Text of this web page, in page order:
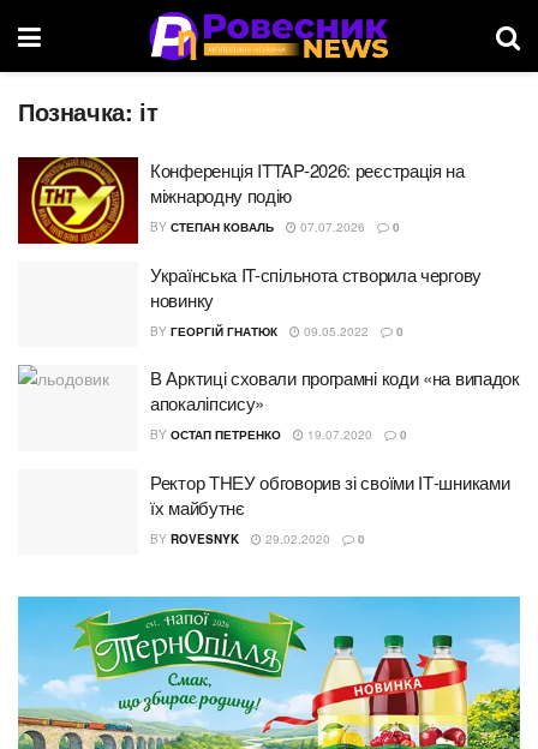
Позначка: іт
Конференція ITTAP-2026: реєстрація на
міжнародну подію
BY СТЕПАН КОВАЛЬ 07.07.2026 0
Українська IT-спільнота створила чергову
новинку
BY ГЕОРГІЙ ГНАТЮК 09.05.2022 0
В Арктиці сховали програмні коди «на випадок
апокаліпсису»
BY ОСТАП ПЕТРЕНКО 19.07.2020 0
Ректор ТНЕУ обговорив зі своїми ІТ-шниками
їх майбутнє
BY ROVESNYK 29.02.2020 0